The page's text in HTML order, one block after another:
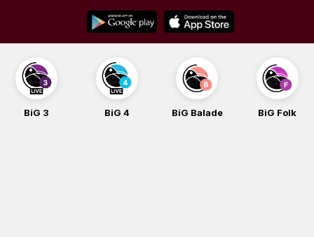
content
BiG 3 BiG 4 BiG Balade BiG Folk